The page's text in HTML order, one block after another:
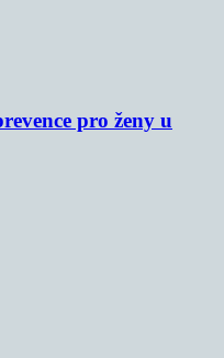
pro ženy u